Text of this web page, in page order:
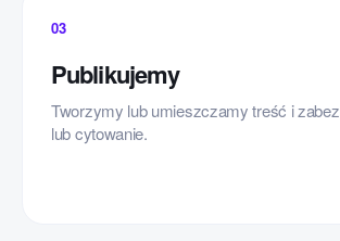
03
Publikujemy
Tworzymy lub umieszczamy treść i
lub cytowanie.